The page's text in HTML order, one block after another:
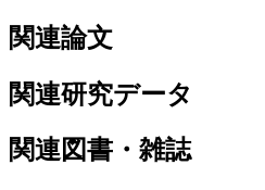
関連論文
関連研究データ
関連図書・雑誌